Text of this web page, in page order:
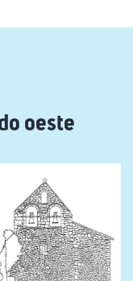
oeste